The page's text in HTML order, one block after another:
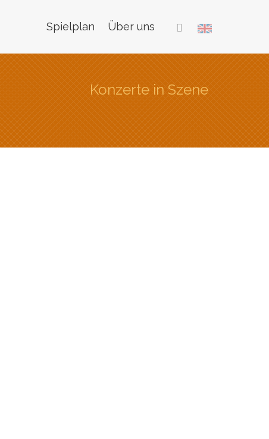
Spielplan Über uns
Konzerte in Szene